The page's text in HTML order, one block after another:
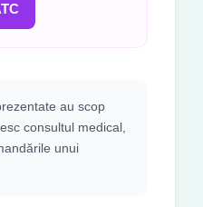
au scop
consultul medical,
unui